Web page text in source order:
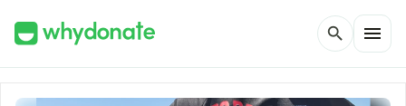
search menu